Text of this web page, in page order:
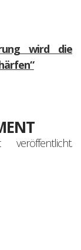
wird die